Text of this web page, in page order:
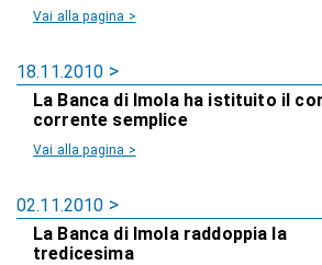
Vai alla pagina >
18.11.2010
La Banca di Imola ha istituito il
corrente semplice
Vai alla pagina >
02.11.2010
La Banca di Imola raddoppia la
tredicesima